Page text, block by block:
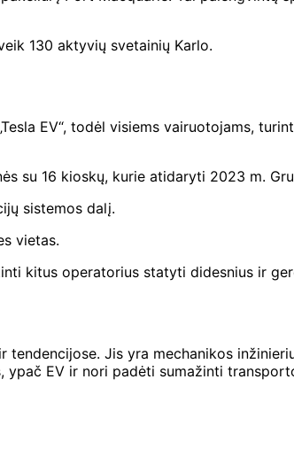
130 aktyvių svetainių Karlo.
EV“, todėl visiems vairuotojams,
su 16 kioskų, kurie atidaryti 2023 m.
sistemos dalį.
vietas.
kitus operatorius statyti didesnius ir
tendencijose. Jis yra mechanikos
EV ir nori padėti sumažinti